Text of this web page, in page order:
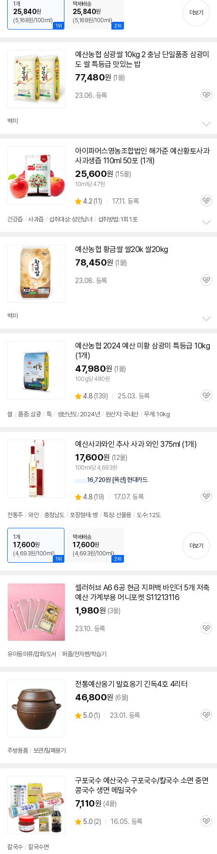
1위
1개
25,840원
(5,168원/100ml)
2위
택배배송
25,840원
(5,168원/100ml)
더보기
예산농협 삼광쌀 10kg 2 충남 단일품종 삼광미
도 쌀 특등급 맛있는 밥
77,480원 (1몰)
23.06. 등록
관
백미
펼
아이파머스영농조합법인 해가준 예산황토사과
사과생즙 110ml 50포 (1개)
25,600원 (15몰)
10ml당 47원
별
점
4.2 (상
리
11) 17.11. 등록
관
건강즙 / 사과즙 / 섭취대상: 성인남녀 / 섭취방법: 1회 1포
예산농협 황금쌀 쌀20k 쌀20kg
78,450원 (1몰)
23.08. 등록
관
백미
펼
예산농협 2024 예산미황 삼광미 특등급 10kg
(1개)
47,980원 (1몰)
100g당 480원
별
점
4.8 (상
리
139) 25.03. 등록
관
쌀 / 품종: 삼광 / 특 / 생산년도: 2024년 / 원산지: 국내산 / 무게: 10kg
예산사과와인 추사 사과 와인 375ml (1개)
17,600원 (12몰)
100ml당 4,693원
16,720원 [옥션] 현대카드
별
점
4.8 (상
리
19) 17.07. 등록
관
전통주 / 와인 / 충청남도 / 포장형태: 병 / 특징: 선물용 / 도수: 12도
1위
1개
17,600원
(4,693원/100ml)
2위
택배배송
17,600원
(4,693원/100ml)
더보기
셀러허브 A6 6공 현금 지퍼백 바인더 5개 저축
예산가계부용 머니포켓 S11213116
1,980원 (3몰)
23.10. 등록
관
유아동의류/잡화/도서 / 퍼즐/전자펜/학습기
전통예산옹기 발효옹기 긴독4호 4리터
46,800원 (6몰)
별
5.0 (상
1) 23.01. 등록
관
주방용품 / 보관/밀폐용기
구포국수 예산국수 구포국수/칼국수 소면 중면
콩국수 생면 메밀국수
7,110원 (4몰)
별
5.0 (상
2) 16.05. 등록
관
칼국수 / 칼국수면